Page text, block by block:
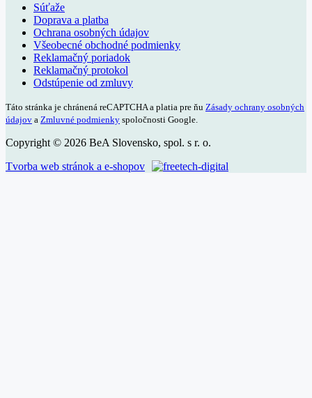
Súťaže
Doprava a platba
Ochrana osobných údajov
Všeobecné obchodné podmienky
Reklamačný poriadok
Reklamačný protokol
Odstúpenie od zmluvy
Táto stránka je chránená reCAPTCHA a platia pre ňu Zásady ochrany osobných
údajov a Zmluvné podmienky spoločnosti Google.
Copyright © 2026 BeA Slovensko, spol. s r. o.
Tvorba web stránok a e-shopov